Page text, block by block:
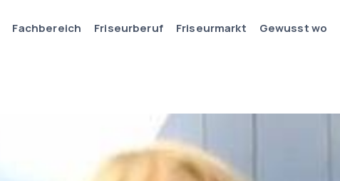
Fachbereich Friseurberuf Friseurmarkt Gewusst wo